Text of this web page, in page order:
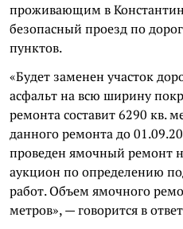
проживающим в
безопасный проезд по
пунктов.
«Будет заменен участок
асфальт на всю ширину
ремонта составит 6290 кв.
данного ремонта до
проведен ямочный ремонт
аукцион по определению
работ. Объем ямочного
метров», — говорится в